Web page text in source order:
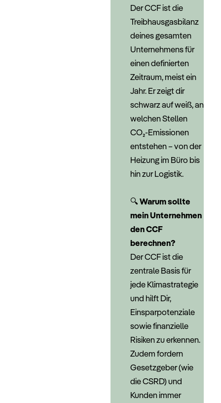
Der CCF ist die
Treibhausgasbilanz
deines gesamten
Unternehmens für
einen definierten
Zeitraum, meist ein
Jahr. Er zeigt dir
schwarz auf weiß, an
welchen Stellen
CO₂-Emissionen
entstehen – von der
Heizung im Büro bis
hin zur Logistik.
🔍Warum sollte
mein Unternehmen
den CCF
berechnen?
Der CCF ist die
zentrale Basis für
jede Klimastrategie
und hilft Dir,
Einsparpotenziale
sowie finanzielle
Risiken zu erkennen.
Zudem fordern
Gesetzgeber (wie
die CSRD) und
Kunden immer